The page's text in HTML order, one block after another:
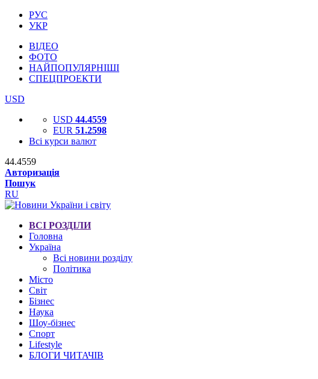
РУС
УКР
ВІДЕО
ФОТО
НАЙПОПУЛЯРНІШІ
СПЕЦПРОЕКТИ
USD
USD 44.4559
EUR 51.2598
Всі курси валют
44.4559
Авторизація
Пошук
RU
ВСІ РОЗДІЛИ
Головна
Україна
Всі новини розділу
Політика
Місто
Світ
Бізнес
Наука
Шоу-бізнес
Спорт
Lifestyle
БЛОГИ ЧИТАЧІВ